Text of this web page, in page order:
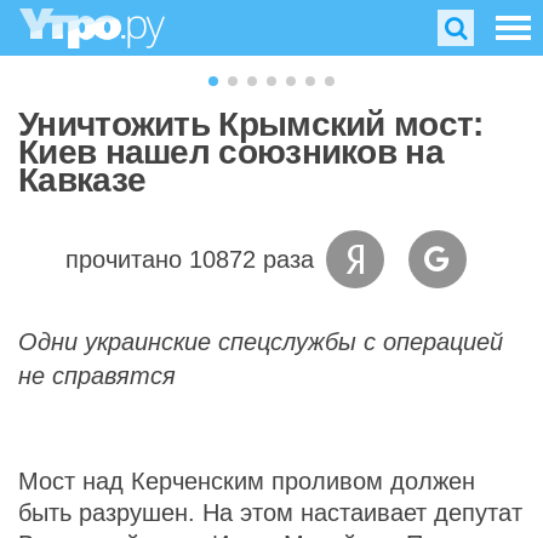
Уничтожить Крымский мост:
Киев нашел союзников на
Кавказе
прочитано 10872 раза
Одни украинские спецслужбы с операцией
не справятся
Мост над Керченским проливом должен
быть разрушен. На этом настаивает депутат